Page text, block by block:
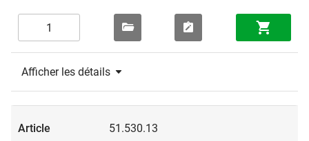
Afficher les détails
51.530.13